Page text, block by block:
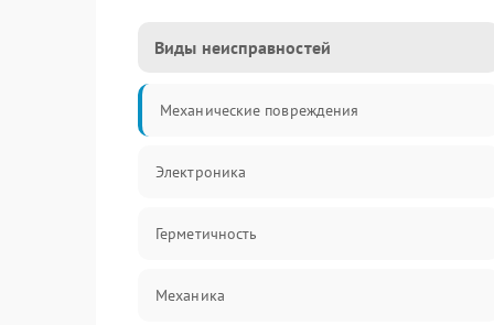
Виды неисправностей
Механические повреждения
Электроника
Герметичность
Механика